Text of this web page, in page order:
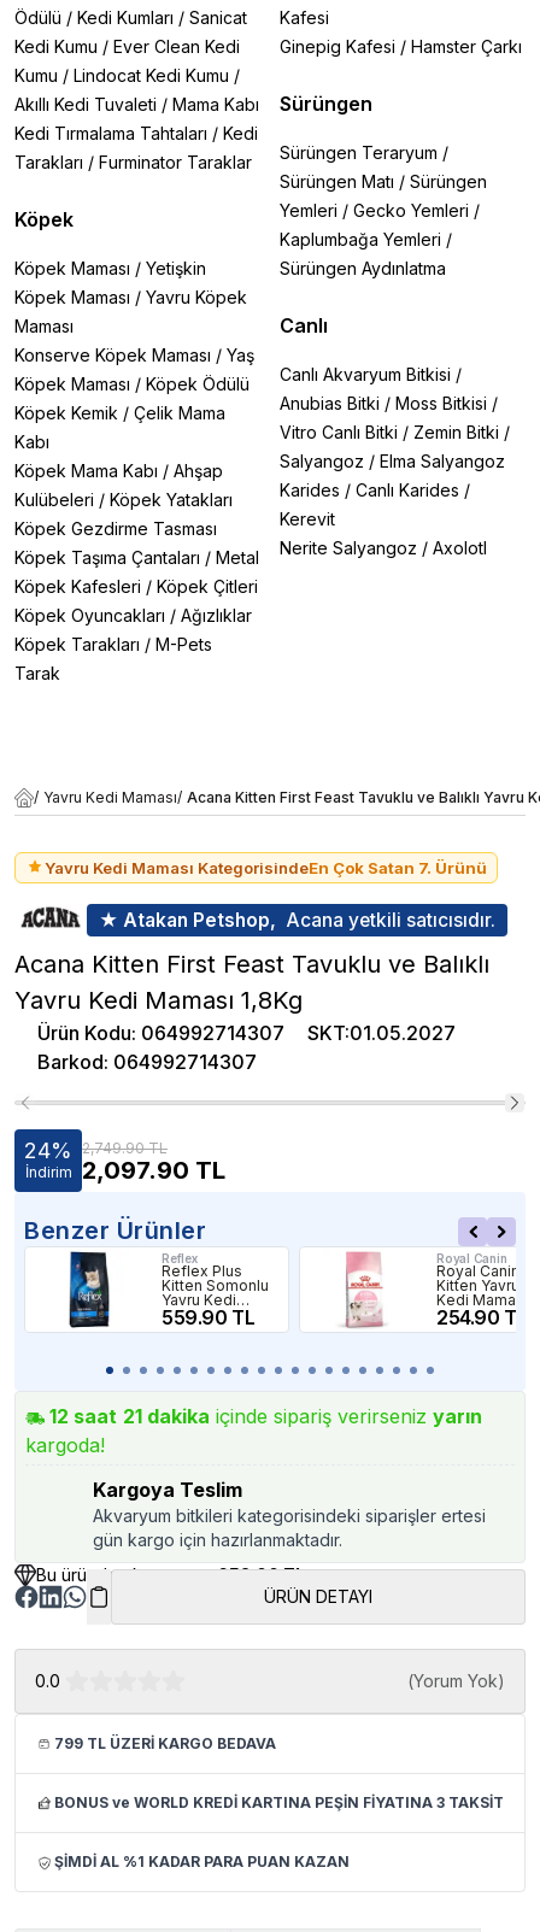
Ödülü / Kedi Kumları / Sanicat
Kedi Kumu / Ever Clean Kedi
Kumu / Lindocat Kedi Kumu /
Akıllı Kedi Tuvaleti / Mama Kabı
Kedi Tırmalama Tahtaları / Kedi
Tarakları / Furminator Taraklar
Köpek
Köpek Maması / Yetişkin
Köpek Maması / Yavru Köpek
Maması
Konserve Köpek Maması / Yaş
Köpek Maması / Köpek Ödülü
Köpek Kemik / Çelik Mama
Kabı
Köpek Mama Kabı / Ahşap
Kulübeleri / Köpek Yatakları
Köpek Gezdirme Tasması
Köpek Taşıma Çantaları / Metal
Köpek Kafesleri / Köpek Çitleri
Köpek Oyuncakları / Ağızlıklar
Köpek Tarakları / M-Pets
Tarak
Kafesi
Ginepig Kafesi / Hamster Çarkı
Sürüngen
Sürüngen Teraryum /
Sürüngen Matı / Sürüngen
Yemleri / Gecko Yemleri /
Kaplumbağa Yemleri /
Sürüngen Aydınlatma
Canlı
Canlı Akvaryum Bitkisi /
Anubias Bitki / Moss Bitkisi /
Vitro Canlı Bitki / Zemin Bitki /
Salyangoz / Elma Salyangoz
Karides / Canlı Karides /
Kerevit
Nerite Salyangoz / Axolotl
/ Yavru Kedi Maması/ Acana Kitten First Feast Tavuklu ve Balıklı Yavru
Yavru Kedi Maması KategorisindeEn Çok Satan 7. Ürünü
★ Atakan Petshop, Acana yetkili satıcısıdır.
Acana Kitten First Feast Tavuklu ve Balıklı
Yavru Kedi Maması 1,8Kg
Ürün Kodu: 064992714307 SKT:01.05.2027
Barkod: 064992714307
24%
İndirim
2,749.90 TL
2,097.90 TL
Benzer Ürünler
Reflex
Reflex Plus
Kitten Somonlu
Yavru Kedi
Maması 1,5Kg
559.90 TL
Royal Canin
Royal Canin
Kitten Yavru
Kedi Maması
400gr
254.90 TL
12 saat 21 dakika içinde sipariş verirseniz yarın
kargoda!
Kargoya Teslim
Akvaryum bitkileri kategorisindeki siparişler ertesi
gün kargo için hazırlanmaktadır.
Bu üründen kazancınız652.00 TL
ÜRÜN DETAYI
0.0 (Yorum Yok)
799 TL ÜZERİ KARGO BEDAVA
BONUS ve WORLD KREDİ KARTINA PEŞİN FİYATINA 3 TAKSİT
ŞİMDİ AL %1 KADAR PARA PUAN KAZAN